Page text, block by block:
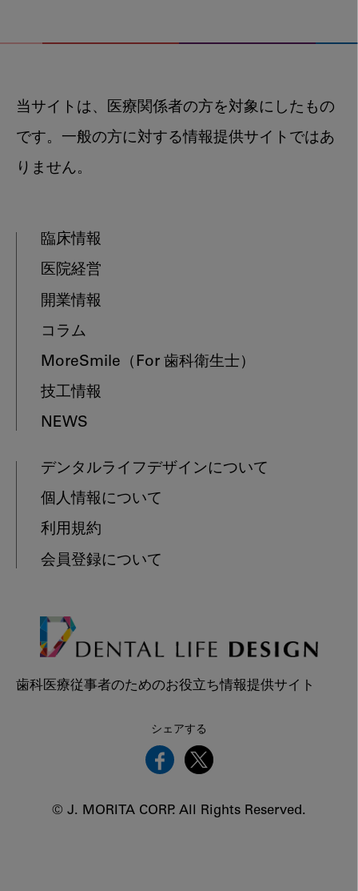
当サイトは、医療関係者の方を対象にしたもの
です。一般の方に対する情報提供サイトではあ
りません。
臨床情報
医院経営
開業情報
コラム
MoreSmile （For 歯科衛生士）
技工情報
NEWS
デンタルライフデザインについて
個人情報について
利用規約
会員登録について
歯科医療従事者のためのお役立ち情報提供サイト
シェアする
© J. MORITA CORP. All Rights Reserved.